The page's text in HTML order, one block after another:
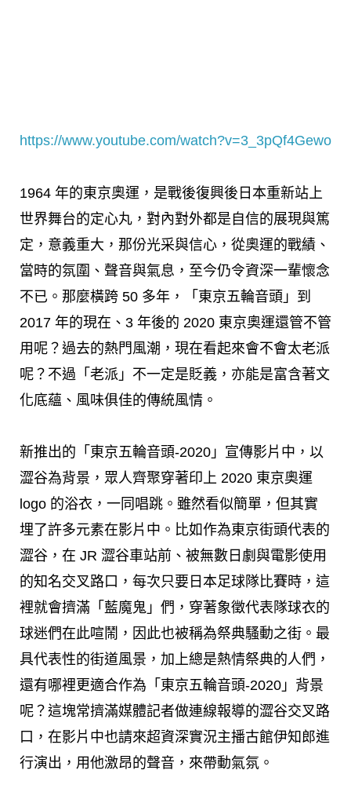
https://www.youtube.com/watch?v=3_3pQf4Gewo
1964 年的東京奧運，是戰後復興後日本重新站上
世界舞台的定心丸，對內對外都是自信的展現與篤
定，意義重大，那份光采與信心，從奧運的戰績、
當時的氛圍、聲音與氣息，至今仍令資深一輩懷念
不已。那麼橫跨 50 多年，「東京五輪音頭」到
2017 年的現在、3 年後的 2020 東京奧運還管不管
用呢？過去的熱門風潮，現在看起來會不會太老派
呢？不過「老派」不一定是貶義，亦能是富含著文
化底蘊、風味俱佳的傳統風情。
新推出的「東京五輪音頭-2020」宣傳影片中，以
澀谷為背景，眾人齊聚穿著印上 2020 東京奧運
logo 的浴衣，一同唱跳。雖然看似簡單，但其實
埋了許多元素在影片中。比如作為東京街頭代表的
澀谷，在 JR 澀谷車站前、被無數日劇與電影使用
的知名交叉路口，每次只要日本足球隊比賽時，這
裡就會擠滿「藍魔鬼」們，穿著象徵代表隊球衣的
球迷們在此喧鬧，因此也被稱為祭典騷動之街。最
具代表性的街道風景，加上總是熱情祭典的人們，
還有哪裡更適合作為「東京五輪音頭-2020」背景
呢？這塊常擠滿媒體記者做連線報導的澀谷交叉路
口，在影片中也請來超資深實況主播古館伊知郎進
行演出，用他激昂的聲音，來帶動氣氛。